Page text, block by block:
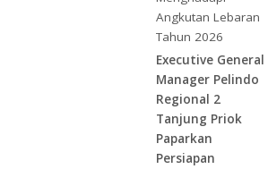
Executive General
Manager Pelindo
Regional 2
Tanjung Priok
Paparkan
Persiapan